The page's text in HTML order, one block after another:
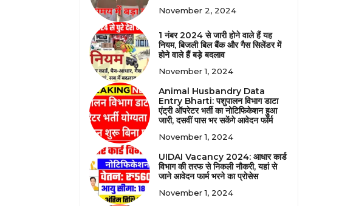
November 2, 2024
1 नंबर 2024 से जारी होने वाले हैं यह
नियम, बिजली बिल बैंक और गैस सिलेंडर में
होने वाले हैं बड़े बदलाव
November 1, 2024
Animal Husbandry Data
Entry Bharti: पशुपालन विभाग डाटा
एंट्री ऑपरेटर भर्ती का नोटिफिकेशन हुआ
जारी, दसवीं पास भर सकेंगे आवेदन फॉर्म
November 1, 2024
UIDAI Vacancy 2024: आधार कार्ड
विभाग की तरफ से निकली नौकरी, यहां से
जाने आवेदन फार्म भरने का प्रोसेस
November 1, 2024